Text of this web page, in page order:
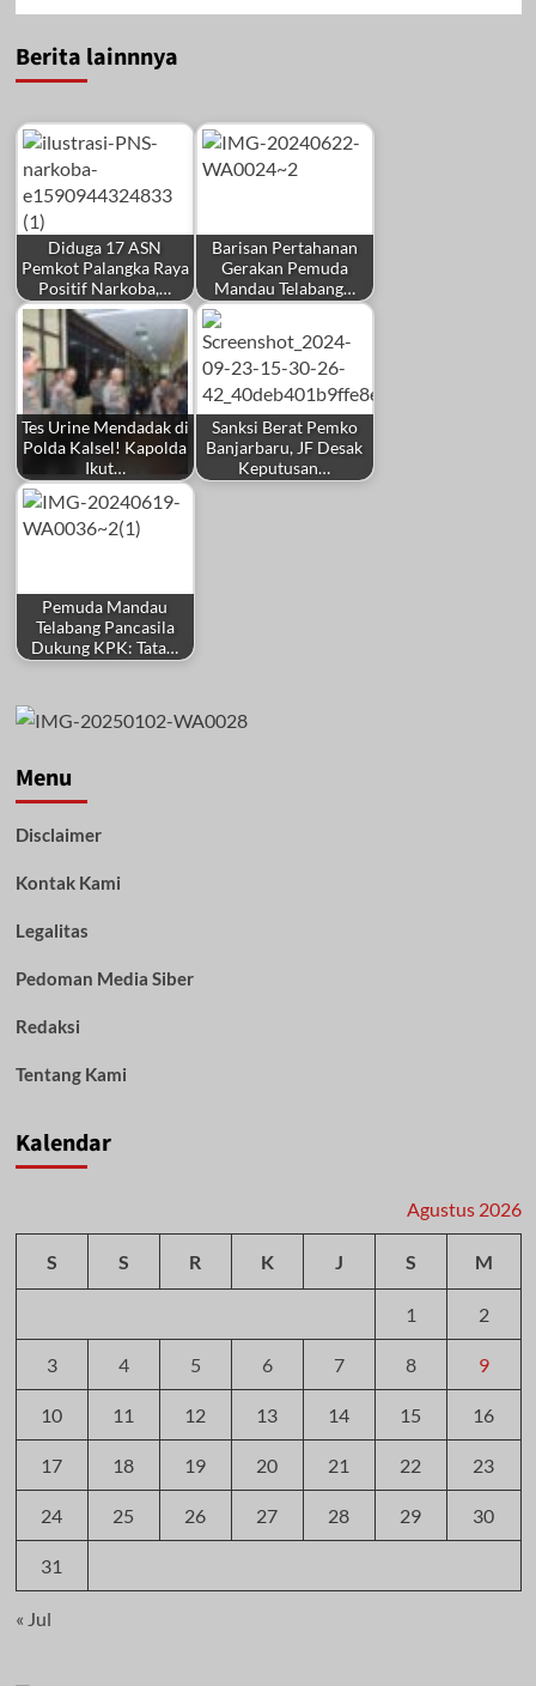
Berita lainnnya
Diduga 17 ASN
Pemkot Palangka Raya
Positif Narkoba,…
Barisan Pertahanan
Gerakan Pemuda
Mandau Telabang…
Tes Urine Mendadak di
Polda Kalsel! Kapolda
Ikut…
Sanksi Berat Pemko
Banjarbaru, JF Desak
Keputusan…
Pemuda Mandau
Telabang Pancasila
Dukung KPK: Tata…
Menu
Disclaimer
Kontak Kami
Legalitas
Pedoman Media Siber
Redaksi
Tentang Kami
Kalendar
Agustus 2026
S S R K J S M
1 2
3 4 5 6 7 8 9
10 11 12 13 14 15 16
17 18 19 20 21 22 23
24 25 26 27 28 29 30
31
« Jul